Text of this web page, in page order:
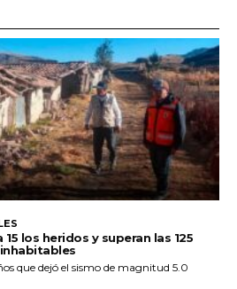
los heridos y superan las 125
que dejó el sismo de magnitud 5.0